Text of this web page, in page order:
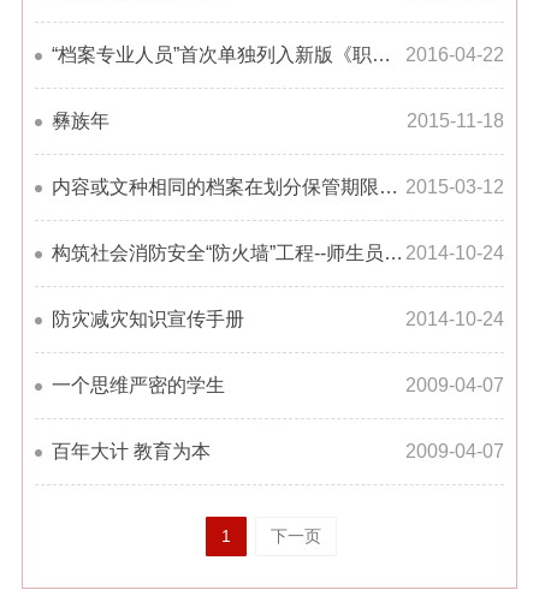
“档案专业人员”首次单独列入新版《职业分类大典》小类 “档案业务人员”更名为“档案专业人员” 2016-04-22
彝族年 2015-11-18
内容或文种相同的档案在划分保管期限上的差异之比较 2015-03-12
构筑社会消防安全“防火墙”工程--师生员工消防知识应知应会 2014-10-24
防灾减灾知识宣传手册 2014-10-24
一个思维严密的学生 2009-04-07
百年大计 教育为本 2009-04-07
1 下一页